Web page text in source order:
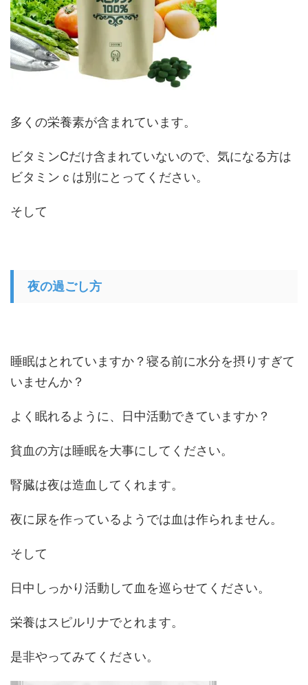
多くの栄養素が含まれています。
ビタミンCだけ含まれていないので、気になる方は
ビタミンｃは別にとってください。
そして
夜の過ごし方
睡眠はとれていますか？寝る前に水分を摂りすぎて
いませんか？
よく眠れるように、日中活動できていますか？
貧血の方は睡眠を大事にしてください。
腎臓は夜は造血してくれます。
夜に尿を作っているようでは血は作られません。
そして
日中しっかり活動して血を巡らせてください。
栄養はスピルリナでとれます。
是非やってみてください。